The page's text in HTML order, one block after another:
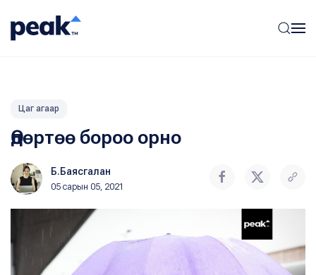
Цаг агаар
Өдөртөө бороо орно
Б.Баясгалан
05 сарын 05, 2021